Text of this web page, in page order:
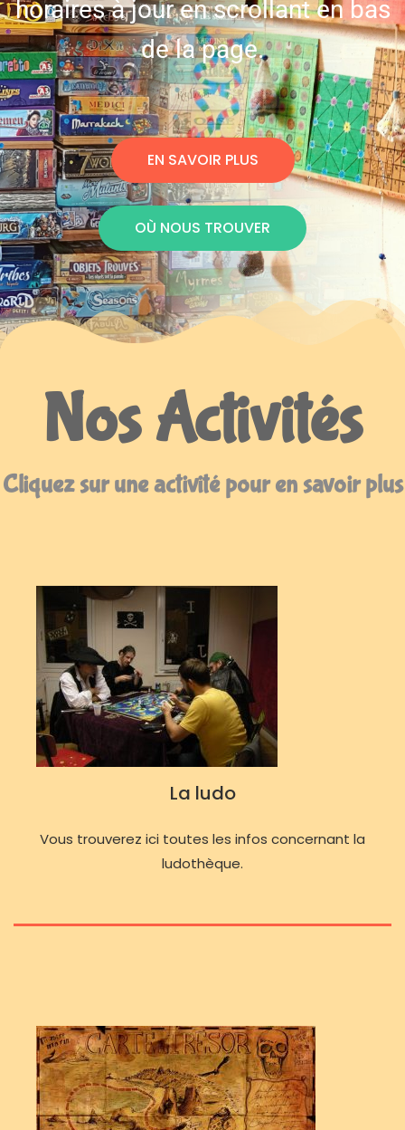
horaires à jour en scrollant en bas
de la page.
EN SAVOIR PLUS
OÙ NOUS TROUVER
Nos Activités
Cliquez sur une activité pour en savoir plus
La ludo
Vous trouverez ici toutes les infos concernant la
ludothèque.